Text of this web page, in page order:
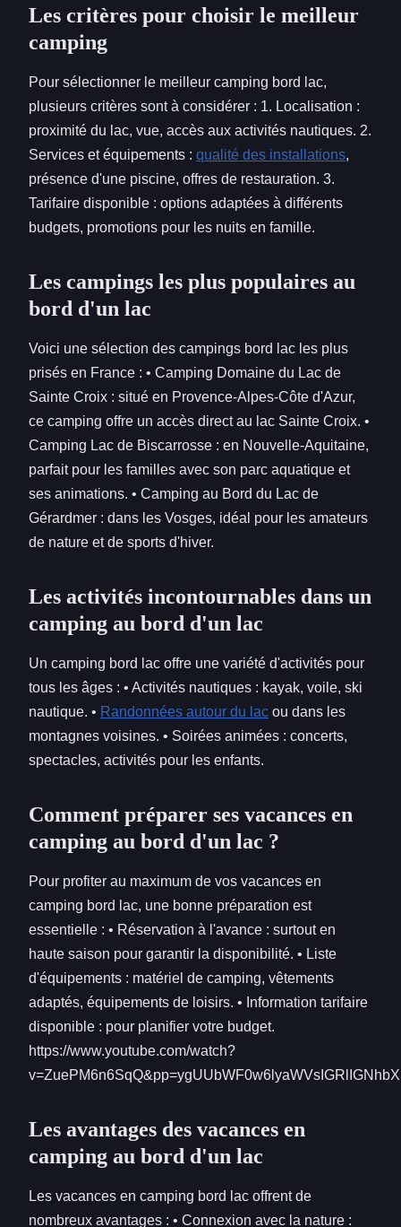
Les critères pour choisir le meilleur
camping
Pour sélectionner le meilleur camping bord lac,
plusieurs critères sont à considérer : 1. Localisation :
proximité du lac, vue, accès aux activités nautiques. 2.
Services et équipements : qualité des installations,
présence d'une piscine, offres de restauration. 3.
Tarifaire disponible : options adaptées à différents
budgets, promotions pour les nuits en famille.
Les campings les plus populaires au
bord d'un lac
Voici une sélection des campings bord lac les plus
prisés en France : • Camping Domaine du Lac de
Sainte Croix : situé en Provence-Alpes-Côte d'Azur,
ce camping offre un accès direct au lac Sainte Croix. •
Camping Lac de Biscarrosse : en Nouvelle-Aquitaine,
parfait pour les familles avec son parc aquatique et
ses animations. • Camping au Bord du Lac de
Gérardmer : dans les Vosges, idéal pour les amateurs
de nature et de sports d'hiver.
Les activités incontournables dans un
camping au bord d'un lac
Un camping bord lac offre une variété d'activités pour
tous les âges : • Activités nautiques : kayak, voile, ski
nautique. • Randonnées autour du lac ou dans les
montagnes voisines. • Soirées animées : concerts,
spectacles, activités pour les enfants.
Comment préparer ses vacances en
camping au bord d'un lac ?
Pour profiter au maximum de vos vacances en
camping bord lac, une bonne préparation est
essentielle : • Réservation à l'avance : surtout en
haute saison pour garantir la disponibilité. • Liste
d'équipements : matériel de camping, vêtements
adaptés, équipements de loisirs. • Information tarifaire
disponible : pour planifier votre budget.
https://www.youtube.com/watch?
Les avantages des vacances en
camping au bord d'un lac
Les vacances en camping bord lac offrent de
nombreux avantages : • Connexion avec la nature :